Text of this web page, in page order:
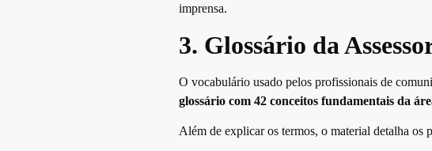
imprensa.
3. Glossário da
O vocabulário usado pelos profissionais de
glossário com 42 conceitos fundamentais da
Além de explicar os termos, o material detalha os